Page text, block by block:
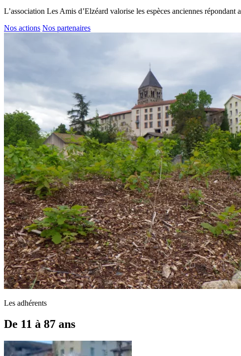
L’association Les Amis d’Elzéard valorise les espèces anciennes
Nos actions Nos partenaires
Les adhérents
De 11 à 87 ans